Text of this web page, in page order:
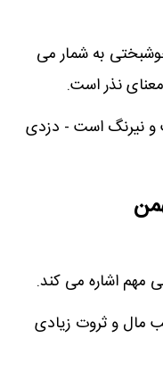
به شمار می
نذر است.
و نیرنگ است - دزدی
مهم اشاره می کند.
مال و ثروت زیادی